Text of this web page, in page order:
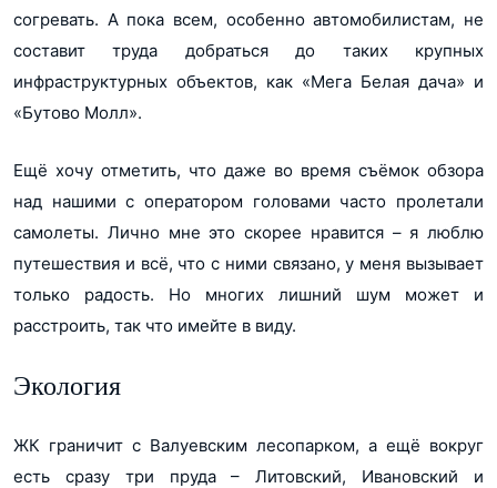
согревать. А пока всем, особенно автомобилистам, не
составит труда добраться до таких крупных
инфраструктурных объектов, как «Мега Белая дача» и
«Бутово Молл».
Ещё хочу отметить, что даже во время съёмок обзора
над нашими с оператором головами часто пролетали
самолеты. Лично мне это скорее нравится – я люблю
путешествия и всё, что с ними связано, у меня вызывает
только радость. Но многих лишний шум может и
расстроить, так что имейте в виду.
Экология
ЖК граничит с Валуевским лесопарком, а ещё вокруг
есть сразу три пруда – Литовский, Ивановский и